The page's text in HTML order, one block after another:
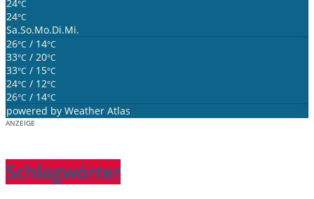
24°C
24°C
Sa.So.Mo.Di.Mi.
26°C / 14°C
33°C / 20°C
33°C / 15°C
24°C / 12°C
26°C / 14°C
powered by Weather Atlas
ANZEIGE
Schlagwörter